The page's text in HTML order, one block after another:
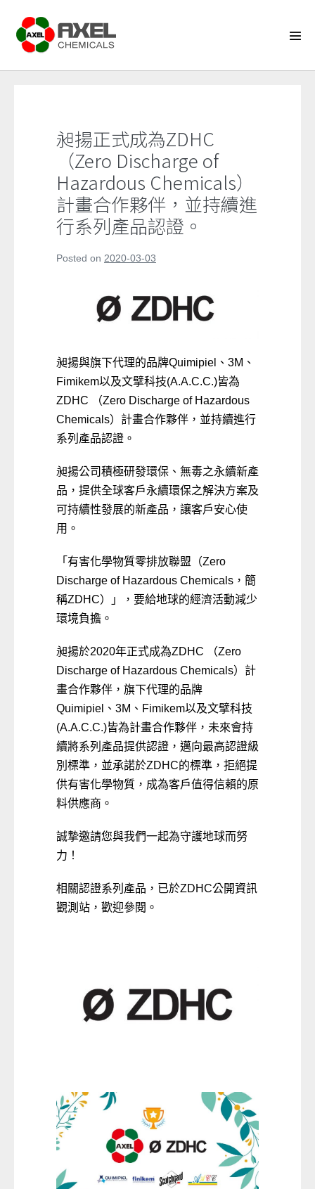
content
昶揚正式成為ZDHC
（Zero Discharge of
Hazardous Chemicals）
計畫合作夥伴，並持續進
行系列產品認證。
Posted on 2020-03-03
昶揚與旗下代理的品牌Quimipiel、3M、
Fimikem以及文擘科技(A.A.C.C.)皆為
ZDHC （Zero Discharge of Hazardous
Chemicals）計畫合作夥伴，並持續進行
系列產品認證。
昶揚公司積極研發環保、無毒之永續新產
品，提供全球客戶永續環保之解決方案及
可持續性發展的新產品，讓客戶安心使
用。
「有害化學物質零排放聯盟（Zero
Discharge of Hazardous Chemicals，簡
稱ZDHC）」，要給地球的經濟活動減少
環境負擔。
昶揚於2020年正式成為ZDHC （Zero
Discharge of Hazardous Chemicals）計
畫合作夥伴，旗下代理的品牌
Quimipiel、3M、Fimikem以及文擘科技
(A.A.C.C.)皆為計畫合作夥伴，未來會持
續將系列產品提供認證，邁向最高認證級
別標準，並承諾於ZDHC的標準，拒絕提
供有害化學物質，成為客戶值得信賴的原
料供應商。
誠摯邀請您與我們一起為守護地球而努
力！
相關認證系列產品，已於ZDHC公開資訊
觀測站，歡迎參閱。